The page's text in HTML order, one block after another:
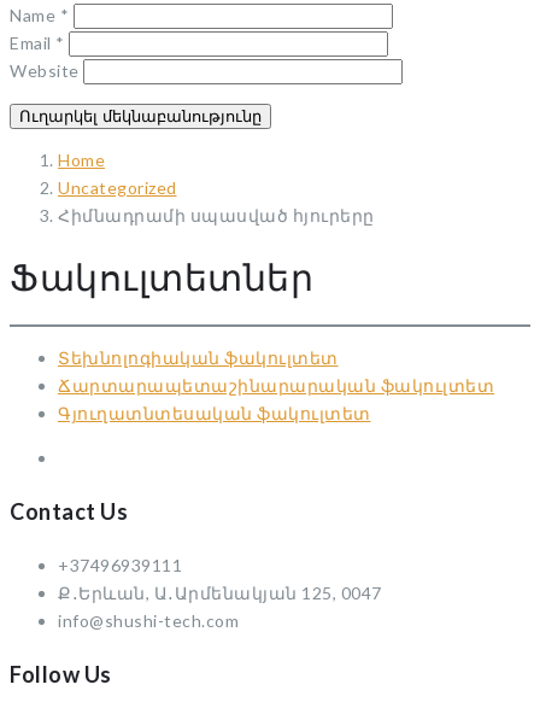
Name *
Email *
Website
Home
Uncategorized
Հիմնադրամի սպասված հյուրերը
Ֆակուլտետներ
Տեխնոլոգիական ֆակուլտետ
Ճարտարապետաշինարարական ֆակուլտետ
Գյուղատնտեսական ֆակուլտետ
Contact Us
+37496939111
Ք․Երևան, Ա․Արմենակյան 125, 0047
info@shushi-tech.com
Follow Us